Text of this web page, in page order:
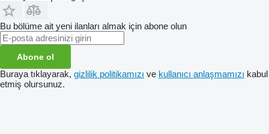
Bu bölüme ait yeni ilanları almak için abone olun
Abone ol
Buraya tıklayarak, gizlilik politikamızı ve kullanıcı anlaşmamızı kabul
etmiş olursunuz.